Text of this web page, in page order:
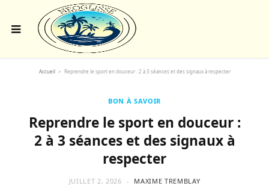
Accueil > Reprendre le sport en douceur : 2 à 3 séances et des signaux à respecter
BON À SAVOIR
Reprendre le sport en douceur :
2 à 3 séances et des signaux à
respecter
JUILLET 2, 2026 MAXIME TREMBLAY